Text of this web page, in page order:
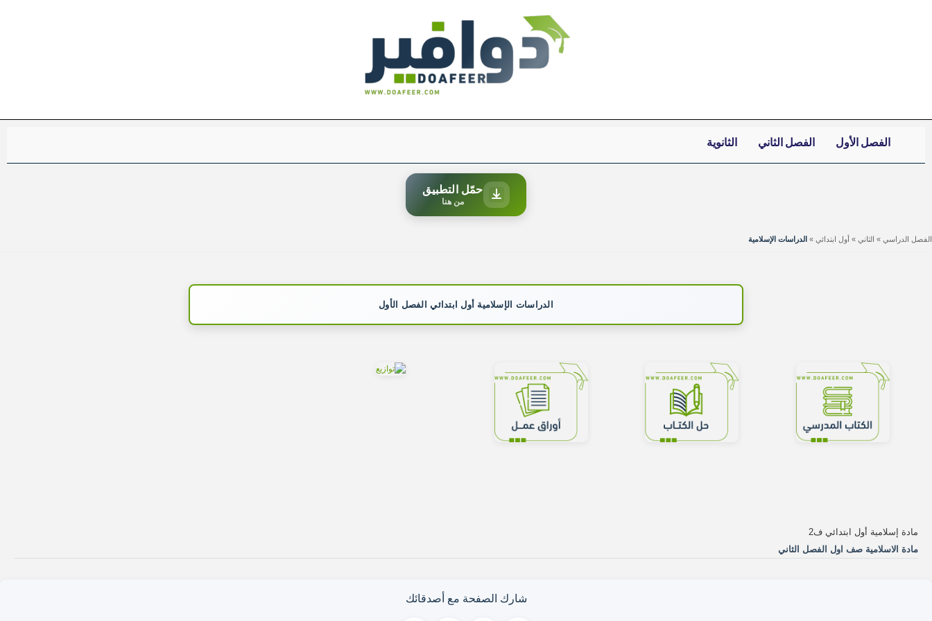
الفصل الأول الفصل الثاني الثانوية
حمّل التطبيق
من هنا
الفصل الدراسي » الثاني » أول ابتدائي » الدراسات الإسلامية
الدراسات الإسلامية أول ابتدائي الفصل الأول
مادة إسلامية أول ابتدائي ف2
مادة الاسلامية صف اول الفصل الثاني
شارك الصفحة مع أصدقائك